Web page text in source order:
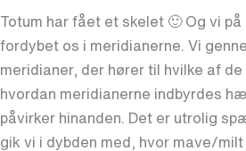
Totum har fået et skelet 🙂 Og vi på
fordybet os i meridianerne. Vi
meridianer, der hører til hvilke af
hvordan meridianerne indbyrdes
påvirker hinanden. Det er utrolig
gik vi i dybden med, hvor mave/
meridianerne